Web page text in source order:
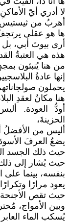
لا أدري أيّ
أهربُ من
ها هو عقلي
أرى بيوتَ أبي،
هذه هي العتبةُ
من هنا يُنبئون
إنها عادةُ
يحملون
هنا مكانٌ لعقدِ
أودُّ العودة.
الحزينةَ،
أليس من
يضعُ العرفَ
حيث ذلك الجسد
حيث يُشار إلى
بنفسه، بينما
يعود مرارًا
حيث تقص
وبين الأمواج،
يُسكب الماء